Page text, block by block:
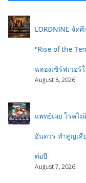
LORDNINE จัด
"Rise of the
ฉลองเซิร์ฟเวอร์
August 8, 2026
แพทย์เผย โรคไ
อันควร ทำสูญเสี
ต่อปี
August 7, 2026